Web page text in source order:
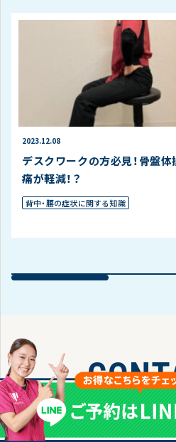
2023.12.08
デスクワークの方必見！骨盤体
痛が軽減！？
背中・腰の症状に関する知識
皆さまのお悩みやご要望をお聞
案させていただきます。まずは